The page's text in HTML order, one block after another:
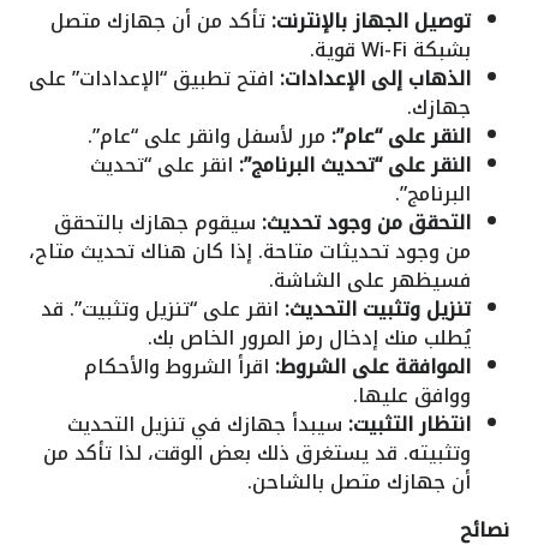
توصيل الجهاز بالإنترنت:تأكد من أن جهازك متصل
بشبكة Wi-Fi قوية.
الذهاب إلى الإعدادات: افتح تطبيق “الإعدادات” على
جهازك.
النقر على “عام”: مرر لأسفل وانقر على “عام”.
النقر على “تحديث البرنامج”: انقر على “تحديث
البرنامج”.
التحقق من وجود تحديث: سيقوم جهازك بالتحقق
من وجود تحديثات متاحة. إذا كان هناك تحديث متاح،
فسيظهر على الشاشة.
تنزيل وتثبيت التحديث: انقر على “تنزيل وتثبيت”. قد
يُطلب منك إدخال رمز المرور الخاص بك.
الموافقة على الشروط: اقرأ الشروط والأحكام
ووافق عليها.
انتظار التثبيت: سيبدأ جهازك في تنزيل التحديث
وتثبيته. قد يستغرق ذلك بعض الوقت، لذا تأكد من
أن جهازك متصل بالشاحن.
نصائح